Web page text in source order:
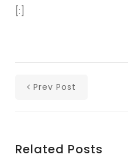
[:]
Prev Post
Related Posts